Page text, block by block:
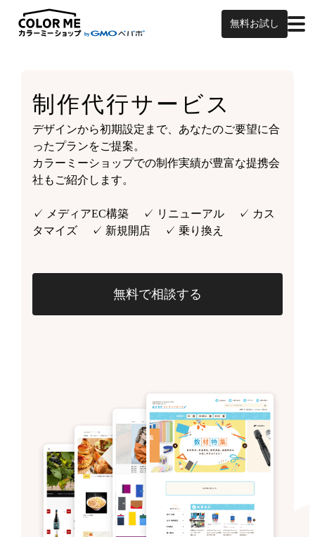
無料お試し
制作代行サービス
デザインから初期設定まで、あなたのご要望に合
ったプランをご提案。
カラーミーショップでの制作実績が豊富な提携会
社もご紹介します。
✓ メディアEC構築 ✓ リニューアル ✓ カス
タマイズ ✓ 新規開店 ✓ 乗り換え
無料で相談する